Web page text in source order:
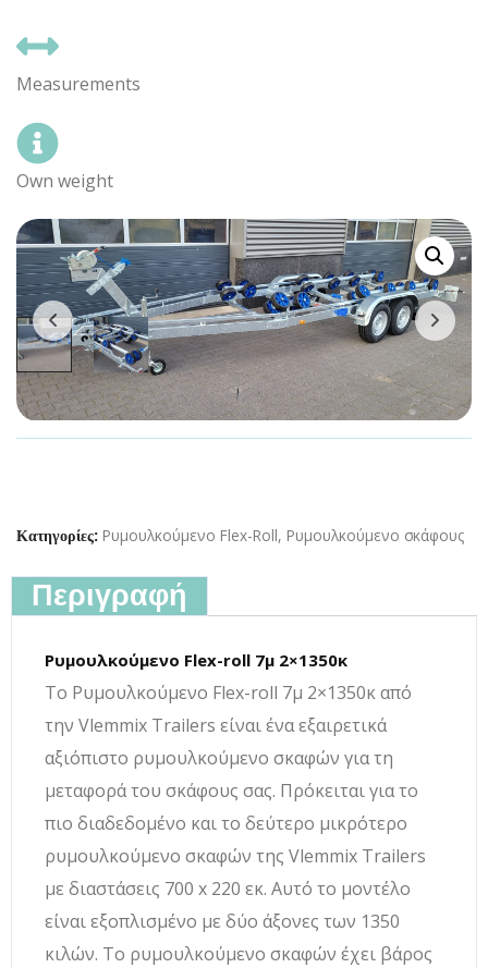
Measurements
Own weight
Κατηγορίες: Ρυμουλκούμενο Flex-Roll, Ρυμουλκούμενο σκάφους
Περιγραφή
Ρυμουλκούμενο Flex-roll 7μ 2×1350κ
Το Ρυμουλκούμενο Flex-roll 7μ 2×1350κ από
την Vlemmix Trailers είναι ένα εξαιρετικά
αξιόπιστο ρυμουλκούμενο σκαφών για τη
μεταφορά του σκάφους σας. Πρόκειται για το
πιο διαδεδομένο και το δεύτερο μικρότερο
ρυμουλκούμενο σκαφών της Vlemmix Trailers
με διαστάσεις 700 x 220 εκ. Αυτό το μοντέλο
είναι εξοπλισμένο με δύο άξονες των 1350
κιλών. Το ρυμουλκούμενο σκαφών έχει βάρος